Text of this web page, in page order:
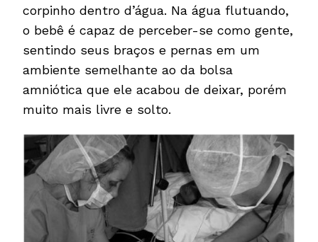
corpinho dentro d’água. Na água flutuando,
o bebê é capaz de perceber-se como gente,
sentindo seus braços e pernas em um
ambiente semelhante ao da bolsa
amniótica que ele acabou de deixar, porém
muito mais livre e solto.